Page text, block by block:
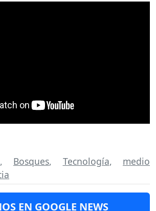
, Bosques, Tecnología, medio
EN GOOGLE NEWS